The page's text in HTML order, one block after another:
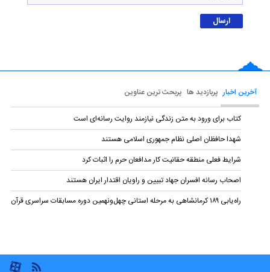
آخرین اخبار پربازدید ها پربحث ترین عناوین
کتاب برای ورود به متن زندگی نیازمند روایت رسانه‌ای است
شهدا حافظان اصلی نظام جمهوری اسلامی هستند
شرایط فعلی منطقه حقانیت کار مدافعان حرم را اثبات کرد
اصحاب رسانه افسران جهاد تبیین و راویان اقتدار ایران هستند
راه‌یابی ۱۸۹ کرمانشاهی به مرحله استانی چهل‌ونهمین دوره مسابقات سراسری قرآن